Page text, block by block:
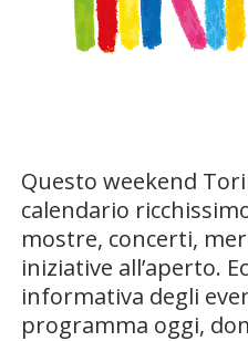
Questo weekend
calendario
mostre, concerti,
iniziative all’aperto.
informativa degli
programma oggi,